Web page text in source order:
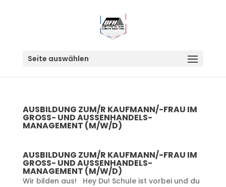
Seite auswählen
AUSBILDUNG ZUM/R KAUFMANN/-FRAU IM
GROSS- UND AUSSENHANDELS-MA
NAGEMENT (M/W/D)
AUSBILDUNG ZUM/R KAUFMANN/-FRAU IM
GROSS- UND AUSSENHANDELS-MA
NAGEMENT (M/W/D)
Wir bilden aus! Hey Du! Schule ist vorbei und du